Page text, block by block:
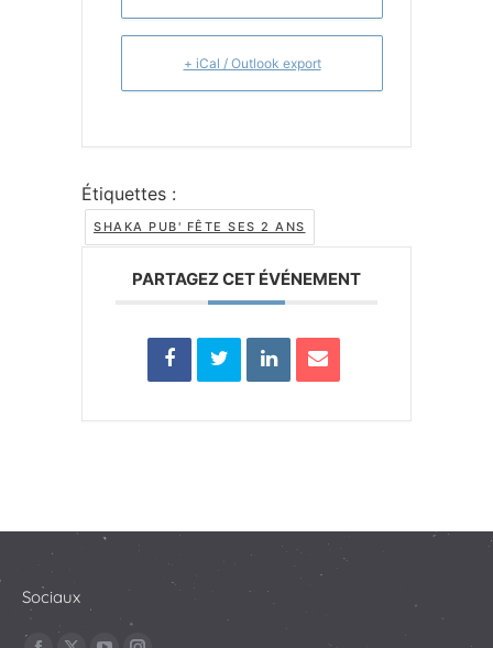
+ iCal / Outlook export
Étiquettes :
SHAKA PUB' FÊTE SES 2 ANS
PARTAGEZ CET ÉVÉNEMENT
Sociaux
Trouvez nous sur :